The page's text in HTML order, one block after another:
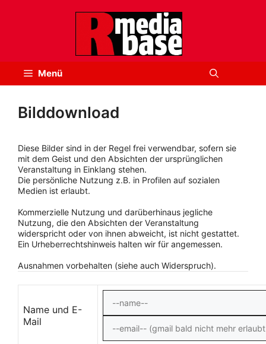
Menü
Bilddownload
Diese Bilder sind in der Regel frei verwendbar, sofern sie
mit dem Geist und den Absichten der ursprünglichen
Veranstaltung in Einklang stehen.
Die persönliche Nutzung z.B. in Profilen auf sozialen
Medien ist erlaubt.
Kommerzielle Nutzung und darüberhinaus jegliche
Nutzung, die den Absichten der Veranstaltung
widerspricht oder von ihnen abweicht, ist nicht gestattet.
Ein Urheberrechtshinweis halten wir für angemessen.
Ausnahmen vorbehalten (siehe auch Widerspruch).
Name und E-
Mail